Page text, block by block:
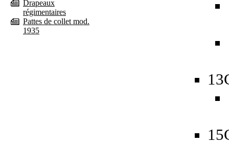
Drapeaux
régimentaires
Pattes de collet mod.
1935